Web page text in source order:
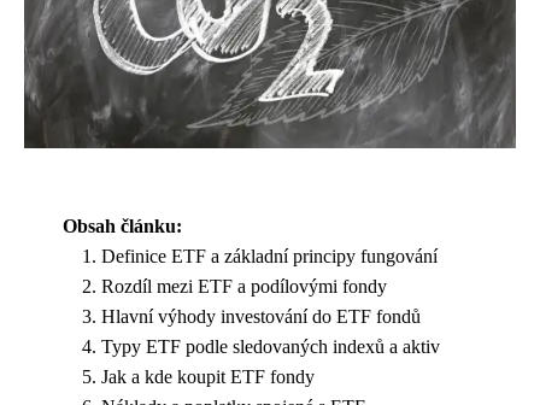
Obsah článku:
Definice ETF a základní principy fungování
Rozdíl mezi ETF a podílovými fondy
Hlavní výhody investování do ETF fondů
Typy ETF podle sledovaných indexů a aktiv
Jak a kde koupit ETF fondy